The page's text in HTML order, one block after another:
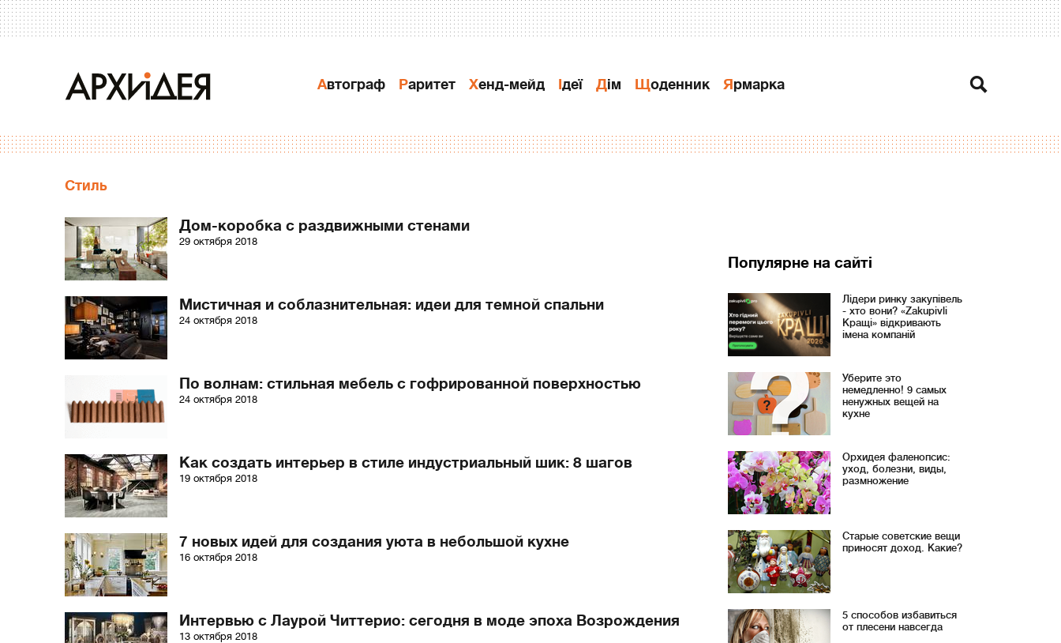
Автограф Раритет Хенд-мейд Ідеї Дiм Щоденник Ярмарка
Стиль
Дом-коробка с раздвижными стенами
29 октября 2018
Мистичная и соблазнительная: идеи для темной спальни
24 октября 2018
По волнам: стильная мебель с гофрированной поверхностью
24 октября 2018
Как создать интерьер в стиле индустриальный шик: 8 шагов
19 октября 2018
7 новых идей для создания уюта в небольшой кухне
16 октября 2018
Интервью с Лаурой Читтерио: сегодня в моде эпоха Возрождения
13 октября 2018
Популярне на сайті
Лідери ринку закупівель
- хто вони? «Zakupivli
Кращі» відкривають
імена компаній
Уберите это
немедленно! 9 самых
ненужных вещей на
кухне
Орхидея фаленопсис:
уход, болезни, виды,
размножение
Старые советские вещи
приносят доход. Какие?
5 способов избавиться
от плесени навсегда